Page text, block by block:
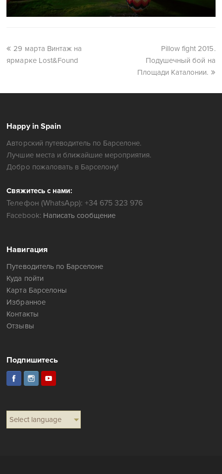
29 марта Винтаж на
ярмарке Lost&Found
Pillow fight 2015.
Подушечный бой на
Площади Каталонии.
Happy in Spain
Авторский путеводитель по Барселоне.
Лучшие места и ближайшие мероприятия.
Добро пожаловать в Барселону!
Свяжитесь с нами:
Телефон (WhatsApp): +34 675 323 976
Facebook: Написать сообщение
Навигация
Путеводитель по Барселоне
Куда пойти
Карта Барселоны
Избранное
Контакты
Отзывы
Подпишитесь
Select language